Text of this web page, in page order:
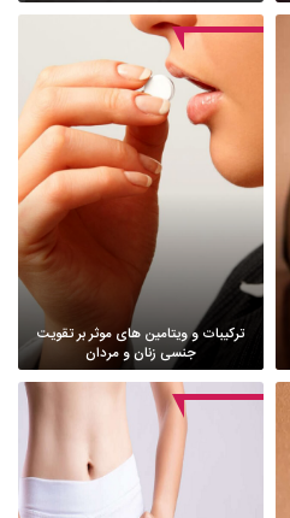
ترکیبات و ویتامین های موثر بر تقویت
جنسی زنان و مردان